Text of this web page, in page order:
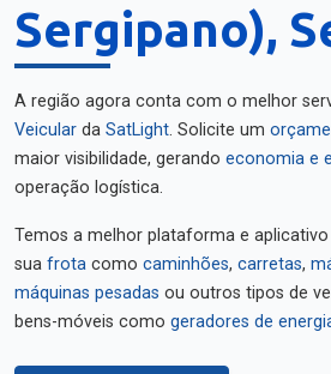
Sergipano),
A região agora conta com o melhor
Veicular da SatLight. Solicite um
maior visibilidade, gerando economia e
operação logística.
Temos a melhor plataforma e
sua frota como caminhões, carretas,
máquinas pesadas ou outros tipos de
bens-móveis como geradores de